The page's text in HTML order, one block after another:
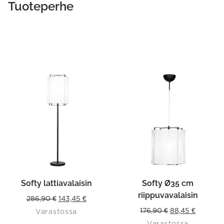
Tuoteperhe
Softy lattiavalaisin
286,90€ Original
price
143,45 €Current
Varastossa
Softy Ø35 cm
riippuvavalaisin
176,90€ Original
88,45 €Current